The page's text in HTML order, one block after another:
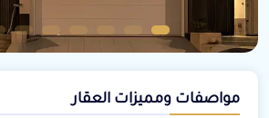
مواصفات ومميزات العقار